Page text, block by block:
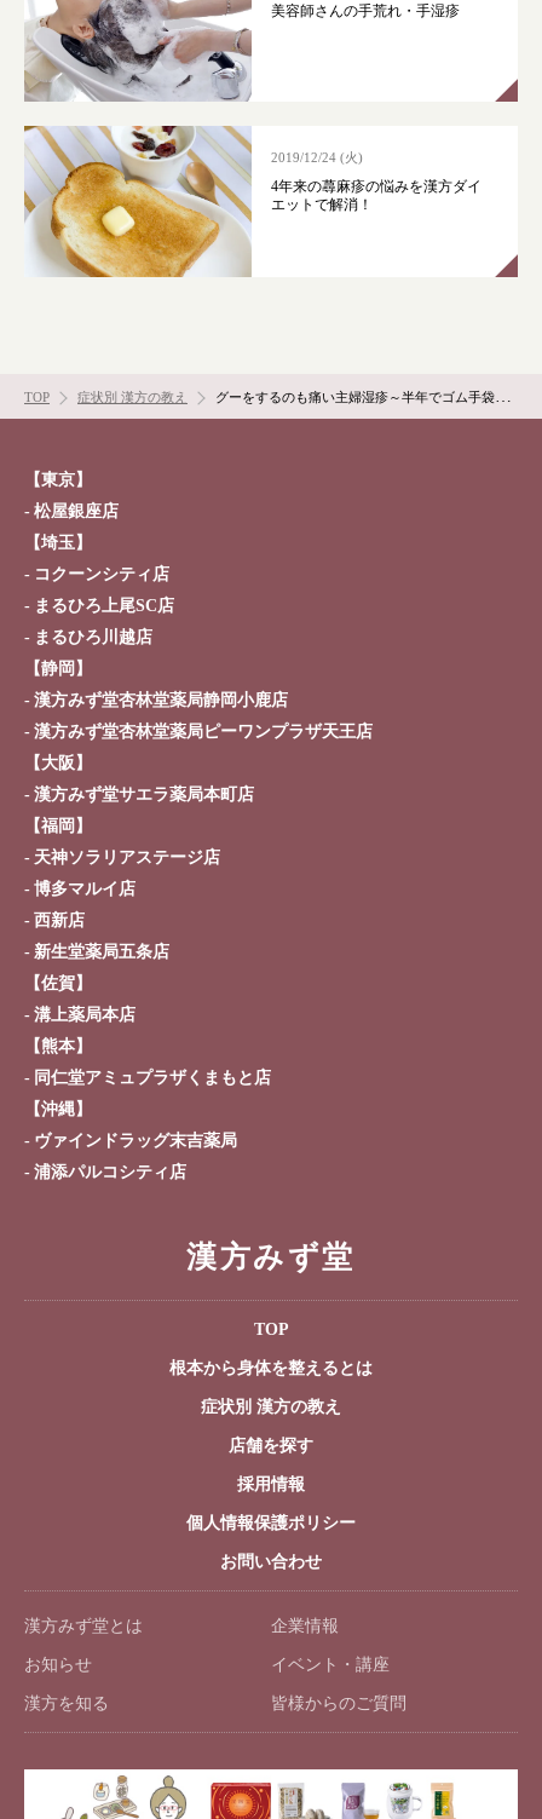
お問い合わせ
美容師さんの手荒れ・手湿疹
2019/12/24 (火)
4年来の蕁麻疹の悩みを漢方ダイ
エットで解消！
TOP 症状別 漢方の教え グーをするのも痛い主婦湿疹～半年でゴム手袋なしで洗い物～
【東京】
松屋銀座店
【埼玉】
コクーンシティ店
まるひろ上尾SC店
まるひろ川越店
【静岡】
漢方みず堂杏林堂薬局静岡小鹿店
漢方みず堂杏林堂薬局ピーワンプラザ天王店
【大阪】
漢方みず堂サエラ薬局本町店
【福岡】
天神ソラリアステージ店
博多マルイ店
西新店
新生堂薬局五条店
【佐賀】
溝上薬局本店
【熊本】
同仁堂アミュプラザくまもと店
【沖縄】
ヴァインドラッグ末吉薬局
浦添パルコシティ店
漢方みず堂
TOP
根本から身体を整えるとは
症状別 漢方の教え
店舗を探す
採用情報
個人情報保護ポリシー
お問い合わせ
漢方みず堂とは 企業情報
お知らせ イベント・講座
漢方を知る 皆様からのご質問